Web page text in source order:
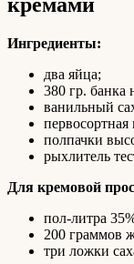
Ингредиенты:
два яйца;
380 гр. банка
ванильный
первосортная
полпачки
рыхлитель
Для кремовой
пол-литра
200 граммов
три ложки